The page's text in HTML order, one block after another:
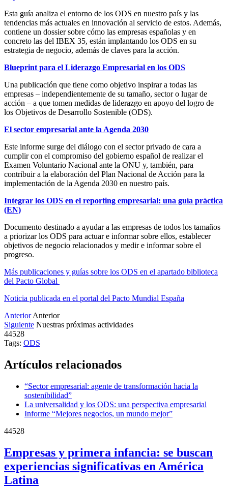
Esta guía analiza el entorno de los ODS en nuestro país y las
tendencias más actuales en innovación al servicio de estos. Además,
contiene un dossier sobre cómo las empresas españolas y en
concreto las del IBEX 35, están implantando los ODS en su
estrategia de negocio, además de claves para la acción.
Blueprint para el Liderazgo Empresarial en los ODS
Una publicación que tiene como objetivo inspirar a todas las
empresas – independientemente de su tamaño, sector o lugar de
acción – a que tomen medidas de liderazgo en apoyo del logro de
los Objetivos de Desarrollo Sostenible (ODS).
El sector empresarial ante la Agenda 2030
Este informe surge del diálogo con el sector privado de cara a
cumplir con el compromiso del gobierno español de realizar el
Examen Voluntario Nacional ante la ONU y, también, para
contribuir a la elaboración del Plan Nacional de Acción para la
implementación de la Agenda 2030 en nuestro país.
Integrar los ODS en el reporting empresarial: una guía práctica
(EN)
Documento destinado a ayudar a las empresas de todos los tamaños
a priorizar los ODS para actuar e informar sobre ellos, establecer
objetivos de negocio relacionados y medir e informar sobre el
progreso.
Más publicaciones y guías sobre los ODS en el apartado biblioteca
del Pacto Global
Noticia publicada en el portal del Pacto Mundial España
Anterior Anterior
Siguiente Nuestras próximas actividades
44528
Tags: ODS
Artículos relacionados
“Sector empresarial: agente de transformación hacia la
sostenibilidad”
La universalidad y los ODS: una perspectiva empresarial
Informe “Mejores negocios, un mundo mejor”
44528
Empresas y primera infancia: se buscan
experiencias significativas en América
Latina